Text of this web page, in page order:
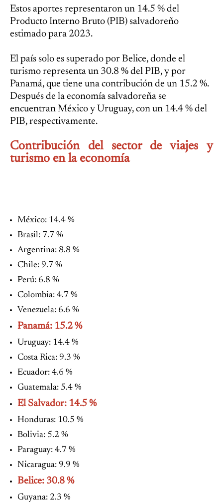
Estos aportes representaron un 14.5 % del
Producto Interno Bruto (PIB) salvadoreño
estimado para 2023.
El país solo es superado por Belice, donde el
turismo representa un 30.8 % del PIB, y por
Panamá, que tiene una contribución de un 15.2 %.
Después de la economía salvadoreña se
encuentran México y Uruguay, con un 14.4 % del
PIB, respectivamente.
Contribución del sector de viajes y
turismo en la economía
México: 14.4 %
Brasil: 7.7 %
Argentina: 8.8 %
Chile: 9.7 %
Perú: 6.8 %
Colombia: 4.7 %
Venezuela: 6.6 %
Panamá: 15.2 %
Uruguay: 14.4 %
Costa Rica: 9.3 %
Ecuador: 4.6 %
Guatemala: 5.4 %
El Salvador: 14.5 %
Honduras: 10.5 %
Bolivia: 5.2 %
Paraguay: 4.7 %
Nicaragua: 9.9 %
Belice: 30.8 %
Guyana: 2.3 %